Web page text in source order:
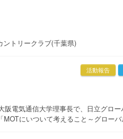
ントリークラブ(千葉県)
活動報告
阪電気通信大学理事長で、日立グロ
にいついて考えること～グロー